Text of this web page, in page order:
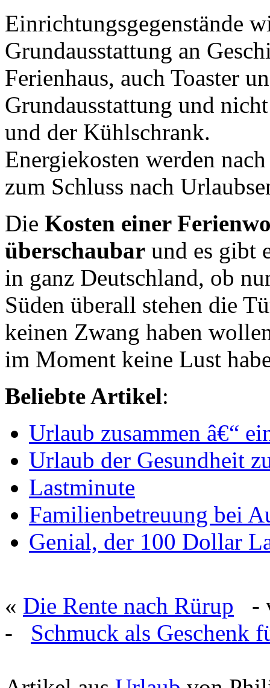
Einrichtungsgegenstände
Grundausstattung an
Ferienhaus, auch Toaster
Grundausstattung und
und der Kühlschrank.
Energiekosten werden
zum Schluss nach
Die Kosten einer
überschaubar und es gibt
in ganz Deutschland, ob
Süden überall stehen die
keinen Zwang haben
im Moment keine Lust
Beliebte Artikel:
Urlaub zusammen â€“
Urlaub der Gesundheit
Lastminute
Familienbetreuung bei
Genial, der 100 Dollar
« Die Rente nach Rürup -
- Schmuck als Geschenk